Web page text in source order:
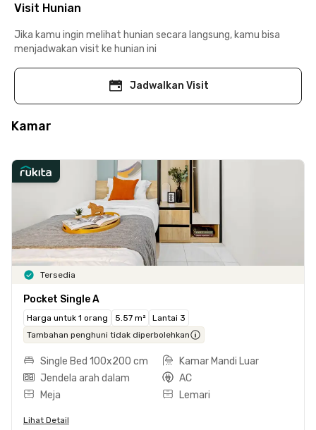
Visit Hunian
Jika kamu ingin melihat hunian secara langsung, kamu bisa
menjadwakan visit ke hunian ini
Jadwalkan Visit
Kamar
Tersedia
Pocket Single A
Harga untuk 1 orang 5.57 m²
Lantai 3
Tambahan penghuni tidak diperbolehkan
Single Bed 100x200 cm
Kamar Mandi Luar
Jendela arah dalam
AC
Meja
Lemari
Lihat Detail